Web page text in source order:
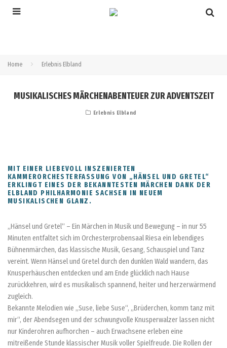
Home Erlebnis Elbland
MUSIKALISCHES MÄRCHENABENTEUER ZUR ADVENTSZEIT
Erlebnis Elbland
MIT EINER LIEBEVOLL INSZENIERTEN
KAMMERORCHESTERFASSUNG VON „HÄNSEL UND GRETEL“
ERKLINGT EINES DER BEKANNTESTEN MÄRCHEN DANK DER
ELBLAND PHILHARMONIE SACHSEN IN NEUEM
MUSIKALISCHEN GLANZ.
„Hänsel und Gretel“ – Ein Märchen in Musik und Bewegung – in nur 55
Minuten entfaltet sich im Orchesterprobensaal Riesa ein lebendiges
Bühnenmärchen, das klassische Musik, Gesang, Schauspiel und Tanz
vereint. Wenn Hänsel und Gretel durch den dunklen Wald wandern, das
Knusperhäuschen entdecken und am Ende glücklich nach Hause
zurückkehren, wird es musikalisch spannend, heiter und herzerwärmend
zugleich.
Bekannte Melodien wie „Suse, liebe Suse“, „Brüderchen, komm tanz mit
mir“, der Abendsegen und der schwungvolle Knusperwalzer lassen nicht
nur Kinderohren aufhorchen – auch Erwachsene erleben eine
mitreißende Stunde klassischer Musik voller Spielfreude. Die Rollen der